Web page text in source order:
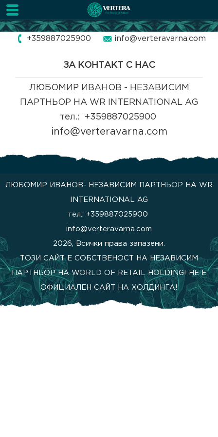
+359887025900 info@verteravarna.com
ЗА КОНТАКТ С НАС
ЛЮБОМИР ИВАНОВ - НЕЗАВИСИМ
ПАРТНЬОР НА WR INTERNATIONAL AG
тел.: +359887025900
info@verteravarna.com
ЛЮБОМИР ИВАНОВ- НЕЗАВИСИМ ПАРТНЬОР НА WR
INTERNATIONAL AG
тел.: +359887025900
info@verteravarna.com
2026, Всички права запазени.
ТОЗИ САЙТ Е СОБСТВЕНОСТ НА НЕЗАВИСИМ
ПАРТНЬОР НА WORLD OF RETAIL HOLDING! НЕ Е
ОФИЦИАЛЕН САЙТ НА ХОЛДИНГА!